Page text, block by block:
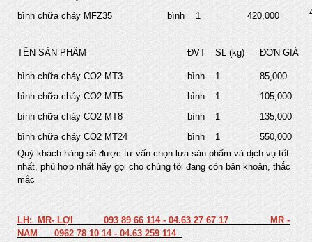
bình chữa cháy MFZ35 bình 1 420,000
TÊN SẢN PHẨM ĐVT SL (kg) ĐƠN GIÁ
bình chữa cháy CO2 MT3 bình 1
85,000
bình chữa cháy CO2 MT5
bình 1
105,000
bình chữa cháy CO2 MT8
bình 1
135,000
bình chữa cháy CO2 MT24
bình 1
550,000
Quý khách hàng sẽ được tư vấn chọn lựa sản phẩm và dịch vụ tốt
nhất, phù hợp nhất hãy gọi cho chúng tôi đang còn băn khoăn, thắc
mắc
LH: MR- LỢI 093 89 66 114 - 04.63 27 67 17
MR -
NAM
0962 78 10 14- 04.63 259 114